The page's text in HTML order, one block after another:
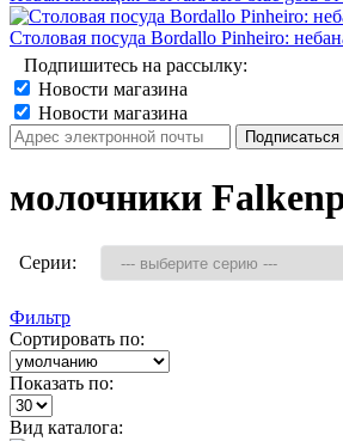
Столовая посуда Bordallo Pinheiro:
Подпишитесь на рассылку:
Новости магазина
Новости магазина
молочники
Серии:
Фильтр
Сортировать по:
Показать по:
Вид каталога: